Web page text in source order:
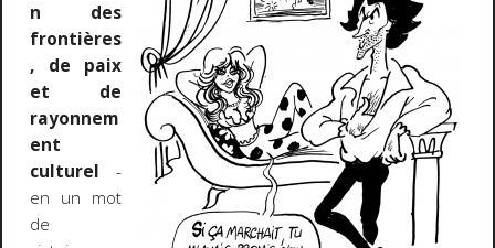
n des
frontières
, de paix
et de
rayonnem
ent
culturel -
en un mot
de